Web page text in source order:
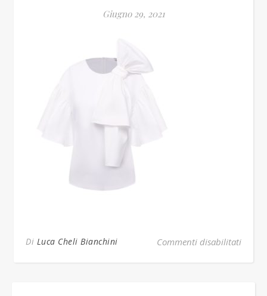
Giugno 29, 2021
Di Luca Cheli Bianchini Commenti disabilitatisu